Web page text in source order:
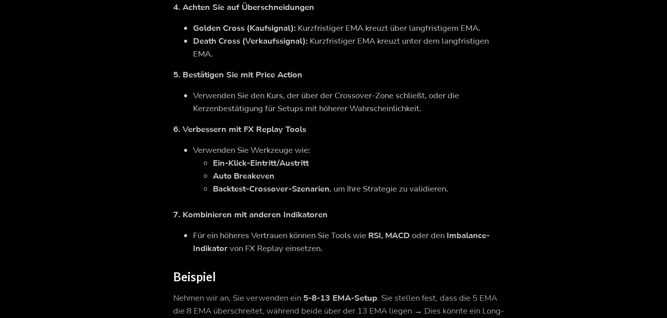
4. Achten Sie auf Überschneidungen
Golden Cross (Kaufsignal): Kurzfristiger EMA kreuzt über langfristigem EMA.
Death Cross (Verkaufssignal): Kurzfristiger EMA kreuzt unter dem langfristigen
EMA.
5. Bestätigen Sie mit Price Action
Verwenden Sie den Kurs, der über der Crossover-Zone schließt, oder die
Kerzenbestätigung für Setups mit höherer Wahrscheinlichkeit.
6. Verbessern mit FX Replay Tools
Verwenden Sie Werkzeuge wie:
Ein-Klick-Eintritt/Austritt
Auto Breakeven
Backtest-Crossover-Szenarien, um Ihre Strategie zu validieren.
7. Kombinieren mit anderen Indikatoren
Für ein höheres Vertrauen können Sie Tools wie RSI, MACD oder den Imbalance-
Indikatorvon FX Replay einsetzen.
Beispiel
Nehmen wir an, Sie verwenden ein 5-8-13 EMA-Setup. Sie stellen fest, dass die 5 EMA
die 8 EMA überschreitet, während beide über der 13 EMA liegen → Dies könnte ein Long-